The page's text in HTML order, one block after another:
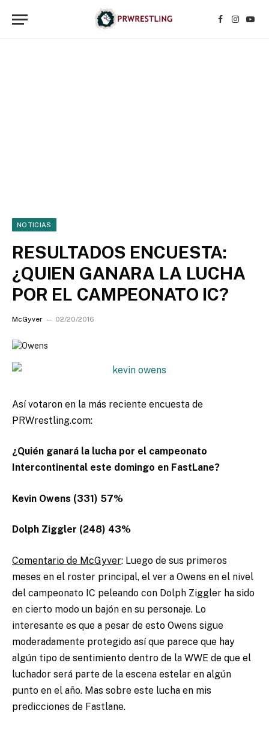
Facebook
NOTICIAS
RESULTADOS ENCUESTA:
¿QUIEN GANARA LA LUCHA
POR EL CAMPEONATO IC?
McGyver 02/20/2016
Así votaron en la más reciente encuesta de
PRWrestling.com:
¿Quién ganará la lucha por el campeonato
Intercontinental este domingo en FastLane?
Kevin Owens (331) 57%
Dolph Ziggler (248) 43%
Comentario de McGyver: Luego de sus primeros
meses en el roster principal, el ver a Owens en el nivel
del campeonato IC peleando con Dolph Ziggler ha sido
en cierto modo un bajón en su personaje. Lo
interesante es que a pesar de esto Owens sigue
moderadamente protegido así que parece que hay
algún tipo de sentimiento dentro de la WWE de que el
luchador será parte de la escena estelar en algún
punto en el año. Mas sobre este lucha en mis
predicciones de Fastlane.